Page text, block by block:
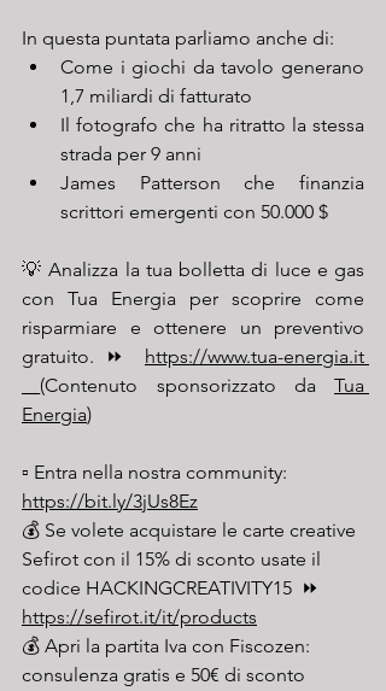
In questa puntata parliamo anche di:
Come i giochi da tavolo generano
1,7 miliardi di fatturato
Il fotografo che ha ritratto la stessa
strada per 9 anni
James Patterson che finanzia
scrittori emergenti con 50.000 $
💡 Analizza la tua bolletta di luce e gas
con Tua Energia per scoprire come
risparmiare e ottenere un preventivo
gratuito. ⏩ https://www.tua-energia.it
(Contenuto sponsorizzato da Tua
Energia)
▫️ Entra nella nostra community:
https://bit.ly/3jUs8Ez
💰 Se volete acquistare le carte creative
Sefirot con il 15% di sconto usate il
codice HACKINGCREATIVITY15  ⏩
https://sefirot.it/it/products
💰 Apri la partita Iva con Fiscozen:
consulenza gratis e 50€ di sconto